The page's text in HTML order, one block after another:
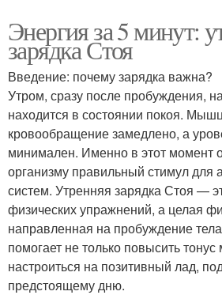
Энергия за 5 минут:
зарядка Стоя
Введение: почему зарядка важна?
Утром, сразу после пробуждения,
находится в состоянии покоя.
кровообращение замедлено, а
минимален. Именно в этот момент
организму правильный стимул для
систем. Утренняя зарядка Стоя —
физических упражнений, а целая
направленная на пробуждение
помогает не только повысить
настроиться на позитивный лад,
предстоящему дню.